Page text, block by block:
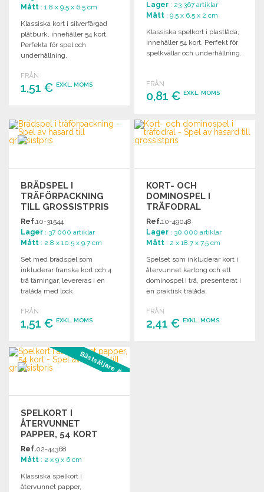
Mått : 1.8 x 9.5 x 6.5 cm
Klassiska kort i silverfärgad
plåtburk, innehåller 54 kort.
Perfekta för spel och
underhållning.
FRÅN
1,51 € EXKL. MOMS
Begär offert
Lager : 23 367 artiklar
Mått : 9.5 x 6.5 x 2 cm
Klassiska spelkort i plastlåda,
innehåller 54 kort. Perfekt för
spelkvällar och underhållning.
FRÅN
0,81 €EXKL. MOMS
BESTÄLL
Begär offert
BRÄDSPEL I
TRÄFÖRPACKNING
TILL GROSSISTPRIS
Ref.10-31544
Lager : 37 000 artiklar
Mått : 2.8 x 10.5 x 9.7 cm
Set med brädspel som
inkluderar franska kort och 4
trä tärningar, levereras i en
trälåda med lock.
FRÅN
1,51 € EXKL. MOMS
BESTÄLL
Begär offert
KORT- OCH
DOMINOSPEL I
TRÄFODRAL
Ref.10-49048
Lager : 30 000 artiklar
Mått : 2 x 18.7 x 7.5 cm
Spelset som inkluderar kort i
återvunnet kartong och ett
dominospel i trä, presenterat i
en praktisk trälåda.
FRÅN
2,41 €EXKL. MOMS
Bästsäljare #1
SPELKORT I
ÅTERVUNNET
PAPPER, 54 KORT
Ref.02-44368
Mått : 2 x 9 x 6 cm
Klassiska spelkort i
återvunnet papper,